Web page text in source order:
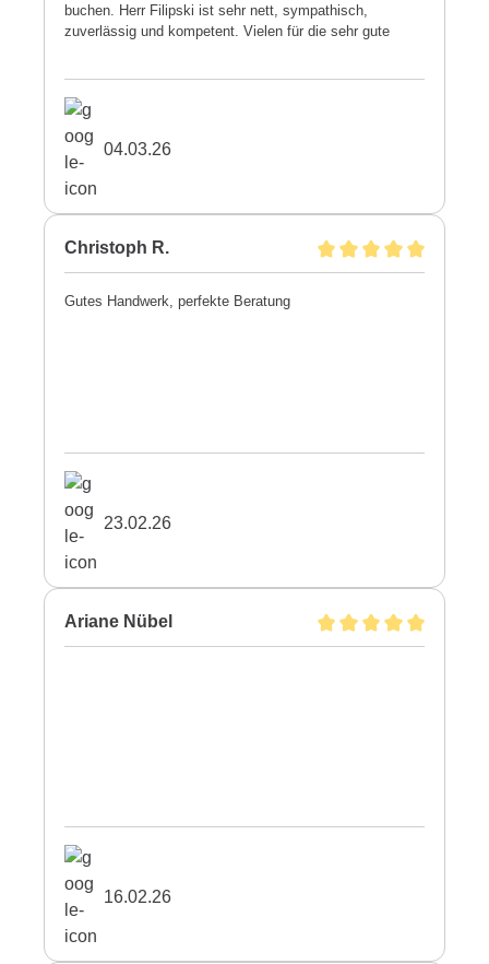
buchen. Herr Filipski ist sehr nett, sympathisch,
zuverlässig und kompetent. Vielen für die sehr gute
04.03.26
Christoph R.
Gutes Handwerk, perfekte Beratung
23.02.26
Ariane Nübel
16.02.26